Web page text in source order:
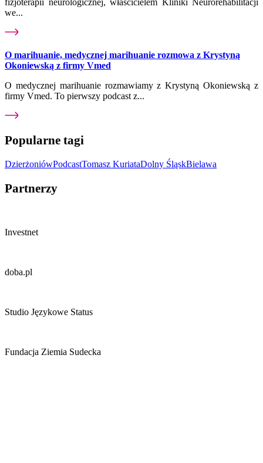
we...
O marihuanie, medycznej marihuanie rozmowa z Krystyną
Okoniewską z firmy Vmed
O medycznej marihuanie rozmawiamy z Krystyną Okoniewską z
firmy Vmed. To pierwszy podcast z...
Popularne tagi
DzierżoniówPodcastTomasz KuriataDolny ŚląskBielawa
Partnerzy
Investnet
doba.pl
Studio Językowe Status
Fundacja Ziemia Sudecka